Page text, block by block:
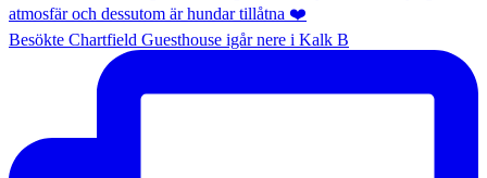
Besökte Chartfield Guesthouse igår nere i Kalk B